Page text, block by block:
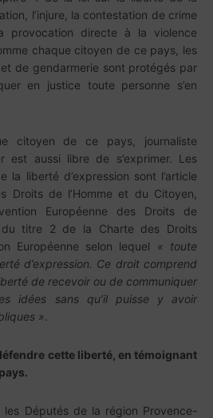
l’injure, la contestation de crime
provocation directe à la violence
chaque citoyen de ce pays, les
de gendarmerie sont protégés par
en justice toute personne s’en
citoyen de ce pays, journaliste
est aussi libre de s’exprimer. Les
la liberté d’expression sont l’article
Droits de l’Homme et du Citoyen,
Européenne des Droits de
du titre 2 de la Charte des Droits
Européenne selon lequel « toute
d’expression. Ce droit comprend
de recevoir ou de communiquer
idées sans qu’il puisse y avoir
».
cette liberté, en témoignant
les Députés de la région Provence-